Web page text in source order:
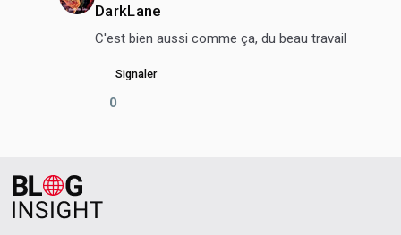
DarkLane
C'est bien aussi comme ça, du beau travail
Signaler
0